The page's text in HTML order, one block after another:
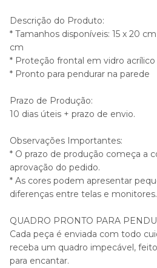
Descrição do Produto:
* Tamanhos disponíveis: 15 x 20
cm
* Proteção frontal em vidro acrílico
* Pronto para pendurar na parede
Prazo de Produção:
10 dias úteis + prazo de envio.
Observações Importantes:
* O prazo de produção começa a
aprovação do pedido.
* As cores podem apresentar
diferenças entre telas e monitores.
QUADRO PRONTO PARA
Cada peça é enviada com todo
receba um quadro impecável,
para encantar.